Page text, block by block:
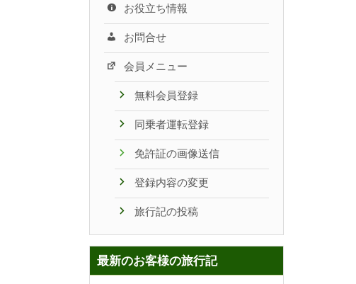
お役立ち情報
お問合せ
会員メニュー
無料会員登録
同乗者運転登録
免許証の画像送信
登録内容の変更
旅行記の投稿
最新のお客様の旅行記